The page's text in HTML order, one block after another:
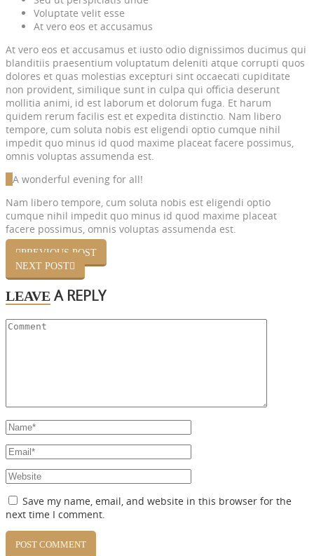
Voluptate velit esse
At vero eos et accusamus
At vero eos et accusamus et iusto odio dignissimos ducimus qui
blanditiis praesentium voluptatum deleniti atque corrupti quos
dolores et quas molestias excepturi sint occaecati cupiditate
non provident, similique sunt in culpa qui officia deserunt
mollitia animi, id est laborum et dolorum fuga. Et harum
quidem rerum facilis est et expedita distinctio. Nam libero
tempore, cum soluta nobis est eligendi optio cumque nihil
impedit quo minus id quod maxime placeat facere possimus,
omnis voluptas assumenda est.
A wonderful evening for all!
Nam libero tempore, cum soluta nobis est eligendi optio
cumque nihil impedit quo minus id quod maxime placeat
facere possimus, omnis voluptas assumenda est.
PREVIOUS POST
NEXT POST
LEAVE A REPLY
Save my name, email, and website in this browser for the
next time I comment.